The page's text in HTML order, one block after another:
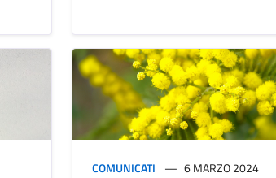
COMUNICATI 6 MARZO 2024